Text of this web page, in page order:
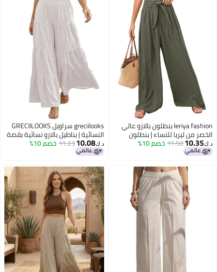
leriya fashion بنطلون بالازو عالي
ليريا للنساء | بنطلون
من البوليستر والقطن
بنطلون بقصة مريحة مع
| أخضر | 36
11.50خصم 10%
greciilooks سراويل GRECIILOOKS
النسائية | بناطيل بالازو نسائية بقصة
مريحة وحزام خصر مطاطي | ملابس
كاجوال لليوجا والاسترخاء
10.08
11.23خصم 10%